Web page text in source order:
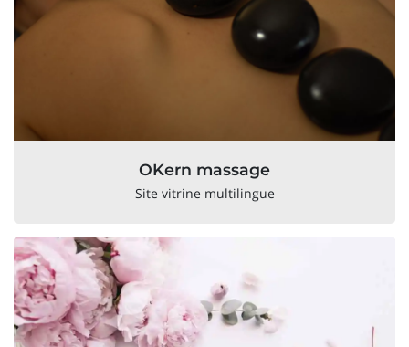
OKern massage
Site vitrine multilingue